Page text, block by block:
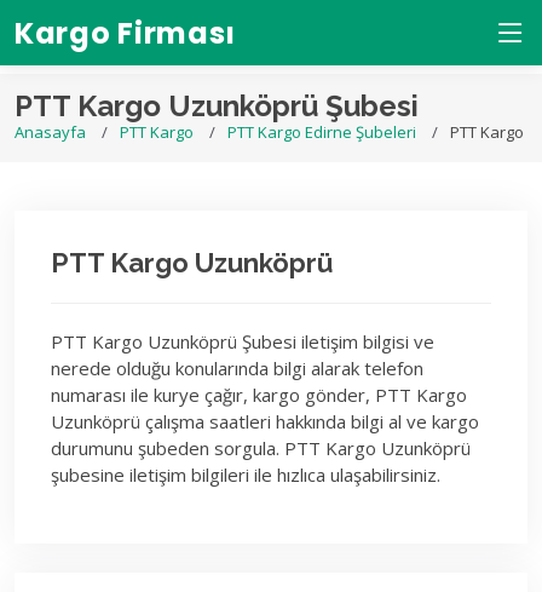
Kargo Firması
PTT Kargo Uzunköprü Şubesi
Anasayfa PTT Kargo PTT Kargo Edirne Şubeleri PTT Kargo
PTT Kargo Uzunköprü
PTT Kargo Uzunköprü Şubesi iletişim bilgisi ve
nerede olduğu konularında bilgi alarak telefon
numarası ile kurye çağır, kargo gönder, PTT Kargo
Uzunköprü çalışma saatleri hakkında bilgi al ve kargo
durumunu şubeden sorgula. PTT Kargo Uzunköprü
şubesine iletişim bilgileri ile hızlıca ulaşabilirsiniz.